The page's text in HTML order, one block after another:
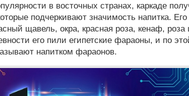
в восточных странах, каркаде
подчеркивают значимость напитка. Его
щавель, окра, красная роза, кенаф, роза
его пили египетские фараоны, и по
напитком фараонов.